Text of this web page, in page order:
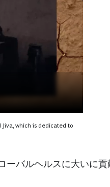
Jiva, which is dedicated to
ーバルヘルスに大いに